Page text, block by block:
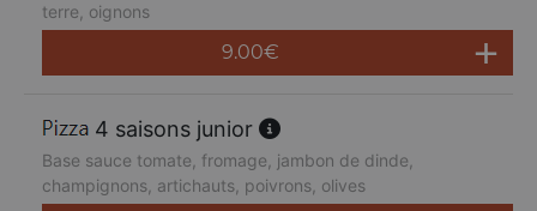
terre, oignons
9.00€
4 saisons junior
Base sauce tomate, fromage, jambon de dinde,
champignons, artichauts, poivrons, olives